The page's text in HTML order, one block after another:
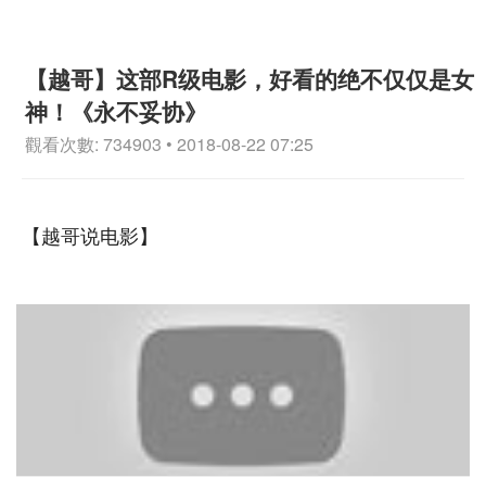
【越哥】这部R级电影，好看的绝不仅仅是女
神！《永不妥协》
觀看次數: 734903 • 2018-08-22 07:25
【越哥说电影】